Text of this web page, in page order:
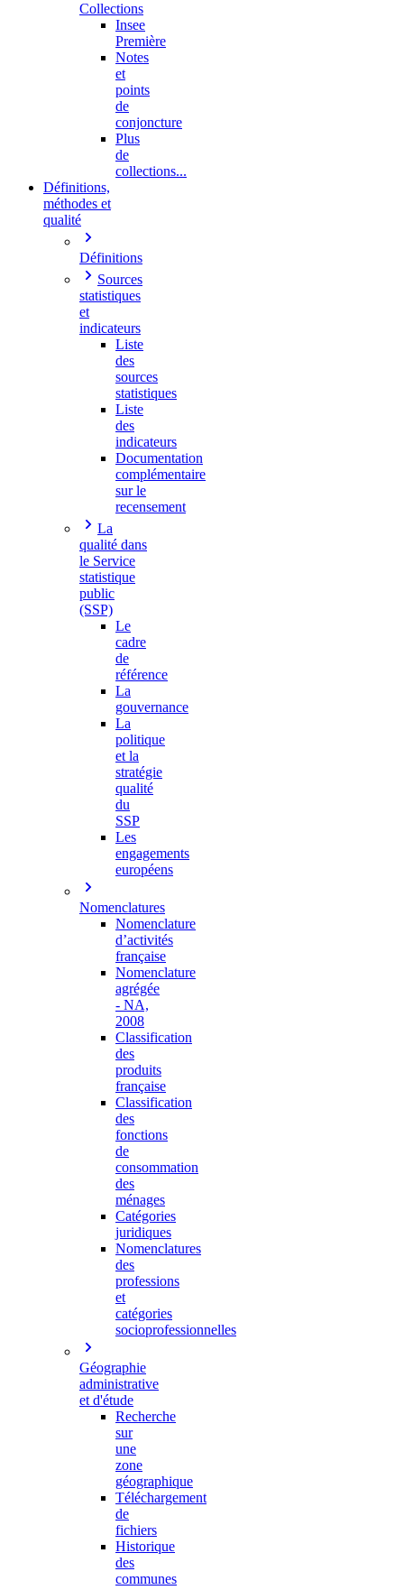
Collections
Insee
Première
Notes
et
points
de
conjoncture
Plus
de
collections...
Définitions,
méthodes et
qualité
Définitions
Sources
statistiques
et
indicateurs
Liste
des
sources
statistiques
Liste
des
indicateurs
Documentation
complémentaire
sur le
recensement
La
qualité dans
le Service
statistique
public
(SSP)
Le
cadre
de
référence
La
gouvernance
La
politique
et la
stratégie
qualité
du
SSP
Les
engagements
européens
Nomenclatures
Nomenclature
d’activités
française
Nomenclature
agrégée
- NA,
2008
Classification
des
produits
française
Classification
des
fonctions
de
consommation
des
ménages
Catégories
juridiques
Nomenclatures
des
professions
et
catégories
socioprofessionnelles
Géographie
administrative
et d'étude
Recherche
sur
une
zone
géographique
Téléchargement
de
fichiers
Historique
des
communes